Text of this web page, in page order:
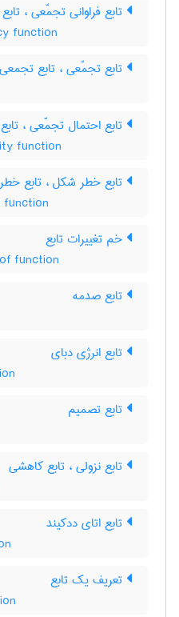
تابع فراوانی تجمّعی ،
function
تابع تجمّعی ، تابع تجمعی
تابع احتمال تجمّعی ،
function
تابع خطر شکل ، تابع خطر ‌c‌u‌p شکل
خم تغییرات تابع
function
تابع صدمه
تابع انرژی دبای
تابع تصمیم
تابع نزولی ، تابع کاهشی
تابع اتای ددکیند
تعریف یک تابع